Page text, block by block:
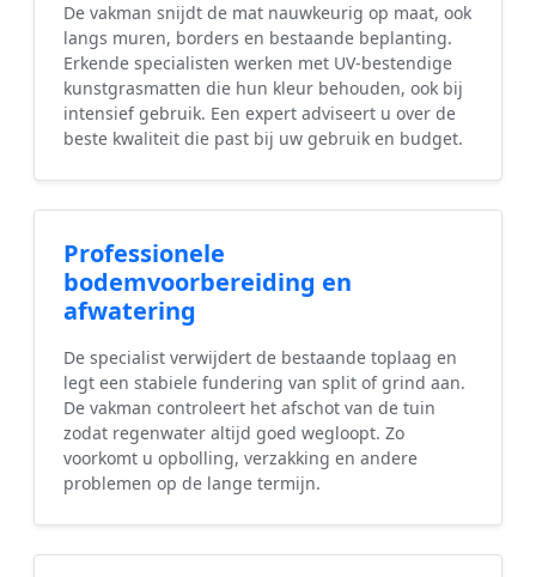
De vakman snijdt de mat nauwkeurig op maat, ook
langs muren, borders en bestaande beplanting.
Erkende specialisten werken met UV-bestendige
kunstgrasmatten die hun kleur behouden, ook bij
intensief gebruik. Een expert adviseert u over de
beste kwaliteit die past bij uw gebruik en budget.
Professionele
bodemvoorbereiding en
afwatering
De specialist verwijdert de bestaande toplaag en
legt een stabiele fundering van split of grind aan.
De vakman controleert het afschot van de tuin
zodat regenwater altijd goed wegloopt. Zo
voorkomt u opbolling, verzakking en andere
problemen op de lange termijn.